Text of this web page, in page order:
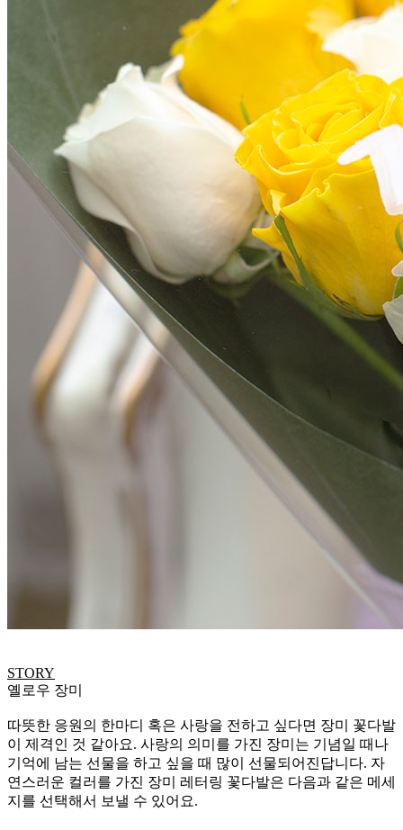
STORY
옐로우 장미
따뜻한 응원의 한마디 혹은 사랑을 전하고 싶다면 장미 꽃다발
이 제격인 것 같아요. 사랑의 의미를 가진 장미는 기념일 때나
기억에 남는 선물을 하고 싶을 때 많이 선물되어진답니다. 자
연스러운 컬러를 가진 장미 레터링 꽃다발은 다음과 같은 메세
지를 선택해서 보낼 수 있어요.